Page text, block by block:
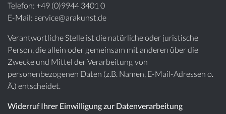
Telefon: +49 (0)9944 3401 0
E-Mail: service@arakunst.de
Verantwortliche Stelle ist die natürliche oder juristische
Person, die allein oder gemeinsam mit anderen über die
Zwecke und Mittel der Verarbeitung von
personenbezogenen Daten (z.B. Namen, E-Mail-Adressen o.
Ä.) entscheidet.
Widerruf Ihrer Einwilligung zur Datenverarbeitung